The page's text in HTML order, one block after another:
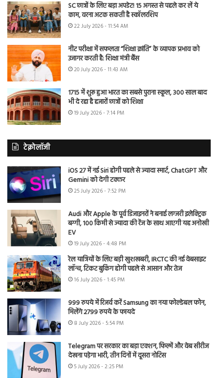
SC छात्रों के लिए बड़ा अपडेट! 15 अगस्त से पहले कर लें ये
काम, वरना अटक सकती है स्कॉलरशिप
22 July 2026 - 11:54 AM
नीट परीक्षा में सफलता “शिक्षा क्रांति” के व्यापक प्रभाव को
उजागर करती है: शिक्षा मंत्री बैंस
20 July 2026 - 11:43 AM
1715 में शुरू हुआ भारत का सबसे पुराना स्कूल, 300 साल बाद
भी दे रहा है हजारों छात्रों को शिक्षा
19 July 2026 - 7:14 PM
टेक्नोलॉजी
iOS 27 में नई Siri होगी पहले से ज्यादा स्मार्ट, ChatGPT और
Gemini को देगी टक्कर
25 July 2026 - 7:52 PM
Audi और Apple के पूर्व डिजाइनरों ने बनाई लग्जरी इलेक्ट्रिक
बग्गी, 100 किमी से ज्यादा की रेंज के साथ आएगी यह अनोखी
EV
19 July 2026 - 4:48 PM
रेल यात्रियों के लिए बड़ी खुशखबरी, IRCTC की नई वेबसाइट
लॉन्च, टिकट बुकिंग होगी पहले से आसान और तेज
16 July 2026 - 1:45 PM
999 रुपये में रिजर्व करें Samsung का नया फोल्डेबल फोन,
मिलेंगे 2799 रुपये के फायदे
8 July 2026 - 5:54 PM
Telegram पर सरकार का बड़ा एक्शन, फिल्में और वेब सीरीज
देखना पड़ेगा भारी, तीन दिनों में दूसरा नोटिस
5 July 2026 - 2:25 PM